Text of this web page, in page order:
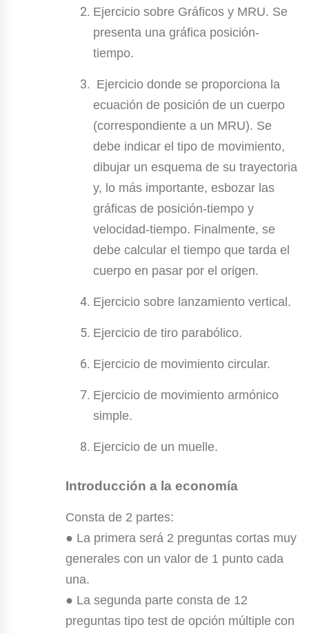
Ejercicio sobre Gráficos y MRU. Se
presenta una gráfica posición-
tiempo.
Ejercicio donde se proporciona la
ecuación de posición de un cuerpo
(correspondiente a un MRU). Se
debe indicar el tipo de movimiento,
dibujar un esquema de su trayectoria
y, lo más importante, esbozar las
gráficas de posición-tiempo y
velocidad-tiempo. Finalmente, se
debe calcular el tiempo que tarda el
cuerpo en pasar por el origen.
Ejercicio sobre lanzamiento vertical.
Ejercicio de tiro parabólico.
Ejercicio de movimiento circular.
Ejercicio de movimiento armónico
simple.
Ejercicio de un muelle.
Introducción a la economía
Consta de 2 partes:
● La primera será 2 preguntas cortas muy
generales con un valor de 1 punto cada
una.
● La segunda parte consta de 12
preguntas tipo test de opción múltiple con